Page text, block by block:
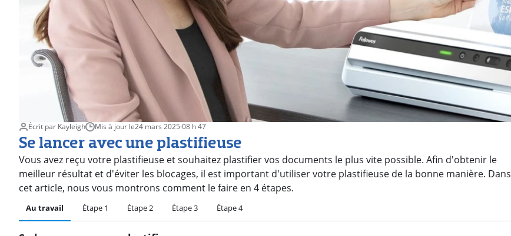
Écrit par Kayleigh Mis à jour le24 mars 2025·08 h 47
Se lancer avec une plastifieuse
Vous avez reçu votre plastifieuse et souhaitez plastifier vos documents le plus vite possible. Afin d'obtenir le
meilleur résultat et d'éviter les blocages, il est important d'utiliser votre plastifieuse de la bonne manière. Dans
cet article, nous vous montrons comment le faire en 4 étapes.
Au travail Étape 1 Étape 2 Étape 3 Étape 4